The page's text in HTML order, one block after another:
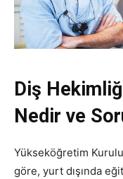
Diş
Nedir ve
Yükseköğretim Kurulu
göre, yurt dışında